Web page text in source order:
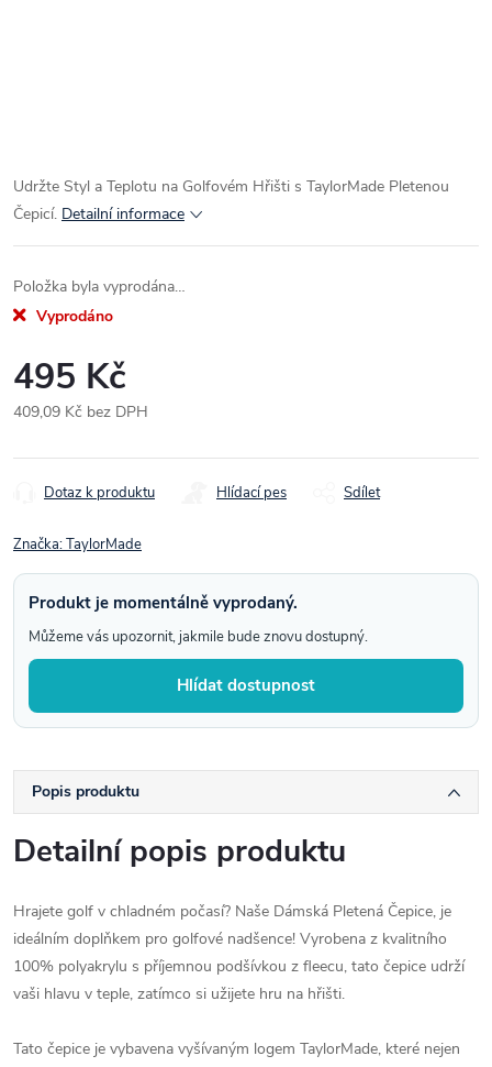
Udržte Styl a Teplotu na Golfovém Hřišti s TaylorMade Pletenou
Čepicí. Detailní informace
Položka byla vyprodána…
Vyprodáno
495 Kč
409,09 Kč bez DPH
cena:
Dotaz k produktu Hlídací pes Sdílet
Značka:TaylorMade
Produkt je momentálně vyprodaný.
Můžeme vás upozornit, jakmile bude znovu dostupný.
Hlídat dostupnost
Popis produktu
Detailní popis produktu
Hrajete golf v chladném počasí? Naše Dámská Pletená Čepice, je
ideálním doplňkem pro golfové nadšence! Vyrobena z kvalitního
100% polyakrylu s příjemnou podšívkou z fleecu, tato čepice udrží
vaši hlavu v teple, zatímco si užijete hru na hřišti.
Tato čepice je vybavena vyšívaným logem TaylorMade, které nejen